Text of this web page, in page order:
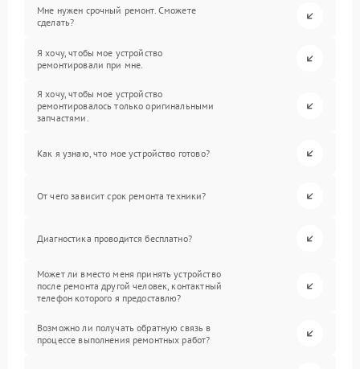
Мне нужен срочный ремонт. Сможете
сделать?
Я хочу, чтобы мое устройство
ремонтировали при мне.
Я хочу, чтобы мое устройство
ремонтировалось только оригинальными
запчастями.
Как я узнаю, что мое устройство готово?
От чего зависит срок ремонта техники?
Диагностика проводится бесплатно?
Может ли вместо меня принять устройство
после ремонта другой человек, контактный
телефон которого я предоставлю?
Возможно ли получать обратную связь в
процессе выполнения ремонтных работ?